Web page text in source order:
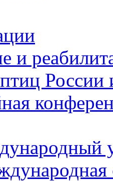
и
России